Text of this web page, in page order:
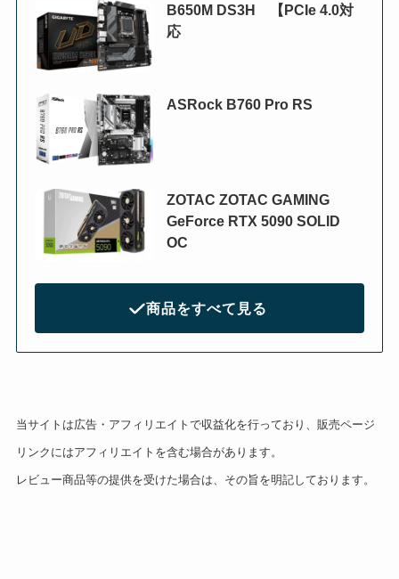
B650M DS3H 【PCIe 4.0対
応
ASRock B760 Pro RS
ZOTAC ZOTAC GAMING
GeForce RTX 5090 SOLID
OC
商品をすべて見る
当サイトは広告・アフィリエイトで収益化を行っており、販売ページ
リンクにはアフィリエイトを含む場合があります。
レビュー商品等の提供を受けた場合は、その旨を明記しております。